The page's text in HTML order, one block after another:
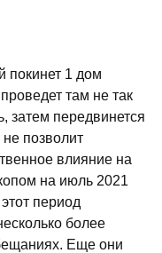
покинет 1 дом
там не так
затем передвинется
позволит
влияние на
на июль 2021
период
более
Еще они